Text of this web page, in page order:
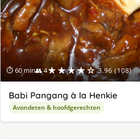
⏱ 60 min👥 4★★★★☆ 3.96 (108)
Babi Pangang à la Henkie
Avondeten & hoofdgerechten